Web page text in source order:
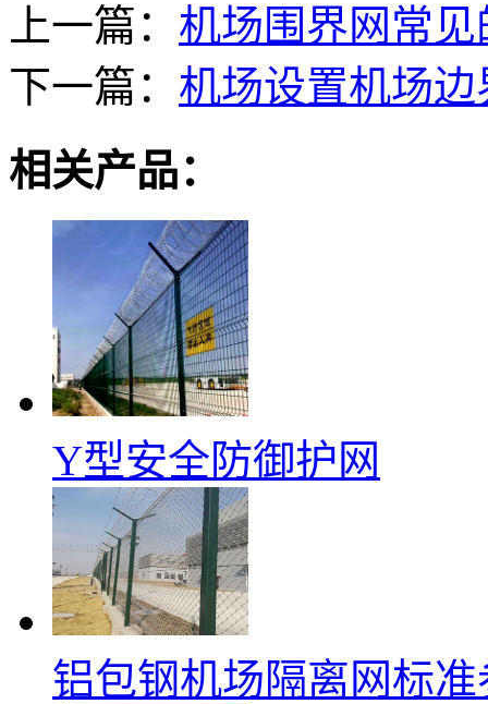
上一篇： 机场围界网常
下一篇： 机场设置机场
相关产品：
Y型安全防御护网
铝包钢机场隔离网标准